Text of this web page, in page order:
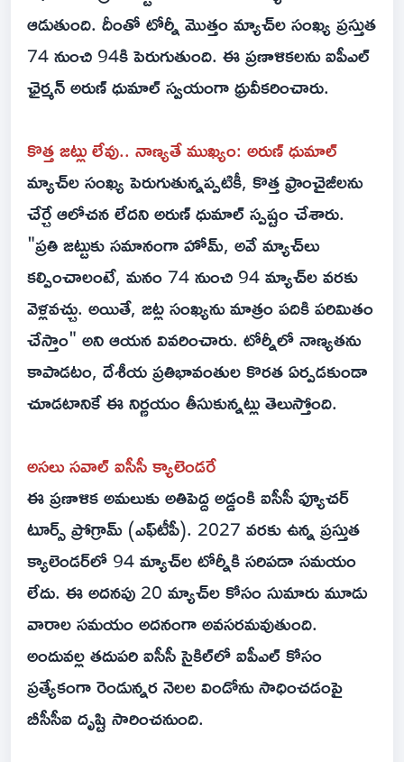
ఆడుతుంది. దీంతో టోర్నీ మొత్తం మ్యాచ్‌ల సంఖ్య ప్రస్తుత
74 నుంచి 94కి పెరుగుతుంది. ఈ ప్రణాళికలను ఐపీఎల్
ఛైర్మన్ అరుణ్ ధుమాల్ స్వయంగా ధ్రువీకరించారు.
కొత్త జట్లు లేవు.. నాణ్యతే ముఖ్యం: అరుణ్ ధుమాల్
మ్యాచ్‌ల సంఖ్య పెరుగుతున్నప్పటికీ, కొత్త ఫ్రాంచైజీలను
చేర్చే ఆలోచన లేదని అరుణ్ ధుమాల్ స్పష్టం చేశారు.
"ప్రతి జట్టుకు సమానంగా హోమ్, అవే మ్యాచ్‌లు
కల్పించాలంటే, మనం 74 నుంచి 94 మ్యాచ్‌ల వరకు
వెళ్లవచ్చు. అయితే, జట్ల సంఖ్యను మాత్రం పదికి పరిమితం
చేస్తాం" అని ఆయన వివరించారు. టోర్నీలో నాణ్యతను
కాపాడటం, దేశీయ ప్రతిభావంతుల కొరత ఏర్పడకుండా
చూడటానికే ఈ నిర్ణయం తీసుకున్నట్లు తెలుస్తోంది.
అసలు సవాల్ ఐసీసీ క్యాలెండరే
ఈ ప్రణాళిక అమలుకు అతిపెద్ద అడ్డంకి ఐసీసీ ఫ్యూచర్
టూర్స్ ప్రోగ్రామ్ (ఎఫ్‌టీపీ). 2027 వరకు ఉన్న ప్రస్తుత
క్యాలెండర్‌లో 94 మ్యాచ్‌ల టోర్నీకి సరిపడా సమయం
లేదు. ఈ అదనపు 20 మ్యాచ్‌ల కోసం సుమారు మూడు
వారాల సమయం అదనంగా అవసరమవుతుంది.
అందువల్ల తదుపరి ఐసీసీ సైకిల్‌లో ఐపీఎల్ కోసం
ప్రత్యేకంగా రెండున్నర నెలల విండోను సాధించడంపై
బీసీసీఐ దృష్టి సారించనుంది.